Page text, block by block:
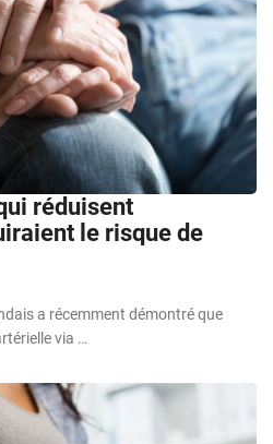
réduisent
le risque de
a récemment démontré que
via …